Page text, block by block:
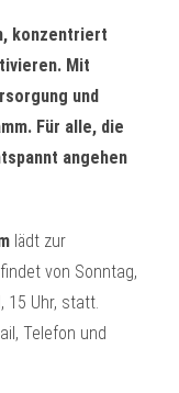
konzentriert
Mit
und
Für alle, die
angehen
lädt zur
von Sonntag,
15 Uhr, statt.
Telefon und